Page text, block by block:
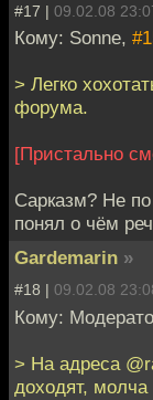
#17 | 09.02.08
Кому: Sonne,
> Легко
форума.
[Пристально
Сарказм? Не
понял о чём
Gardemarin »
#18 | 09.02.08
Кому:
> На адреса
доходят,